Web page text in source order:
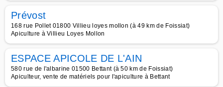
Prévost
168 rue Pollet 01800 Villieu loyes mollon (à 49 km de Foissiat)
Apiculture à Villieu Loyes Mollon
ESPACE APICOLE DE L'AIN
580 rue de l'albarine 01500 Bettant (à 50 km de Foissiat)
Apiculteur, vente de matériels pour l'apiculture à Bettant